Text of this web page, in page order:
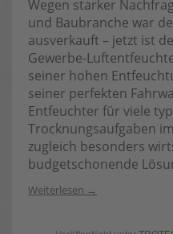
Wegen starker
und Baubranche war
ausverkauft – jetzt ist
Gewerbe-
seiner hohen
seiner perfekten
Entfeuchter für viele
Trocknungsaufgaben
zugleich besonders
budgetschonende
Weiterlesen